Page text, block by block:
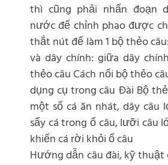
thì cũng phải nhấn đoạn
nước để chỉnh phao được
thắt nút để làm 1 bộ thẻo
và dây chính: giữa dây
thẻo câu Cách nối bộ thẻo
dụng cụ trong câu Đài Bộ
một số cá ăn nhát, dây câu
sẩy cá trong ổ câu, lưỡi câu
khiến cá rời khỏi ổ câu
Hướng dẫn câu đài, kỹ thuật